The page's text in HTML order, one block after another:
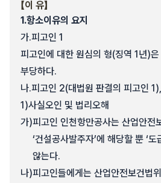
【이 유】
1.항소이유의 요지
가.피고인 1
피고인에 대한 원심의 형(징역 1년)
부당하다.
나.피고인 2(대법원 판결의 피고인
1)사실오인 및 법리오해
가)피고인 인천항만공사는 산업안전
‘건설공사발주자’에 해당할 뿐 ‘도
않는다.
나)피고인들에게는 산업안전보건법